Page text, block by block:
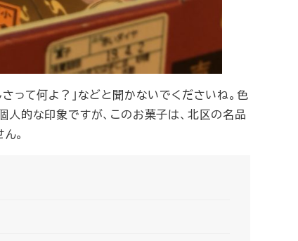
さって何よ？」などと聞かないでくださいね。色
人的な印象ですが、このお菓子は、北区の名品
。